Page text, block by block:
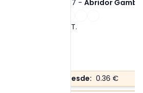
Ref. 20987 - Abridor Gambit
S/T.
Precio desde: 0.36 €